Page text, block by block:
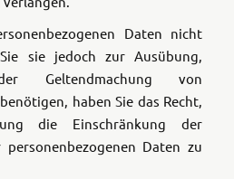
Daten nicht
sie jedoch zur Ausübung,
Geltendmachung von
haben Sie das Recht,
die Einschränkung der
Daten zu